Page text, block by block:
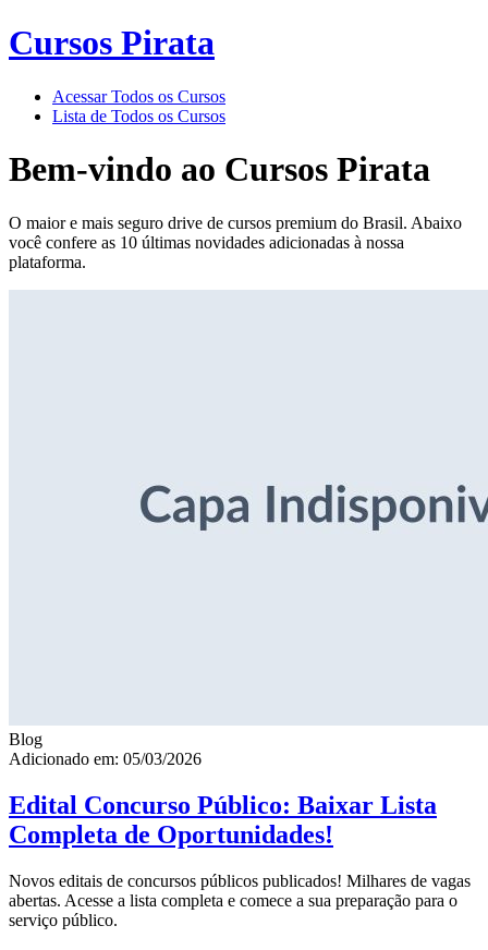
Cursos Pirata
Acessar Todos os Cursos
Lista de Todos os Cursos
Bem-vindo ao Cursos Pirata
O maior e mais seguro drive de cursos premium do Brasil. Abaixo
você confere as 10 últimas novidades adicionadas à nossa
plataforma.
Blog
Adicionado em: 05/03/2026
Edital Concurso Público: Baixar Lista
Completa de Oportunidades!
Novos editais de concursos públicos publicados! Milhares de vagas
abertas. Acesse a lista completa e comece a sua preparação para o
serviço público.